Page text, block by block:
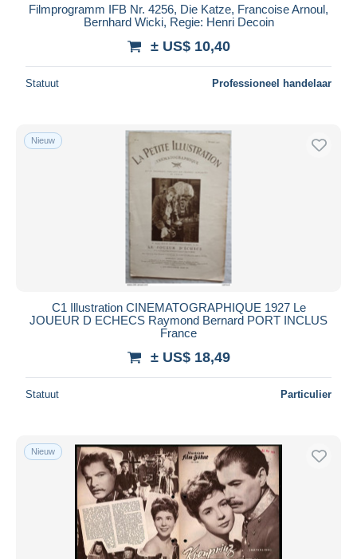
Filmprogramm IFB Nr. 4256, Die Katze, Francoise Arnoul,
Bernhard Wicki, Regie: Henri Decoin
± US$ 10,40
Statuut Professioneel handelaar
Nieuw
C1 Illustration CINEMATOGRAPHIQUE 1927 Le
JOUEUR D ECHECS Raymond Bernard PORT INCLUS
France
± US$ 18,49
Statuut Particulier
Nieuw